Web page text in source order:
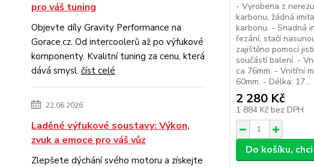
pro váš tuning
Objevte díly Gravity Performance na
Gorace.cz. Od intercoolerů až po výfukové
komponenty. Kvalitní tuning za cenu, která
dává smysl. číst celé
22.06.2026
Laděné výfukové soustavy: Výkon,
zvuk a emoce pro váš vůz
Zlepšete dýchání svého motoru a získejte
- Vyrobena z
karbonu, žádná
karbonu. - Snadná
řezání, stačí
zajištěno pomocí
součástí balení. -
ca 76mm. - Vnitřní
60mm. - Délka: 17...
2 280 Kč
1 884 Kč bez DPH
Do košíku,